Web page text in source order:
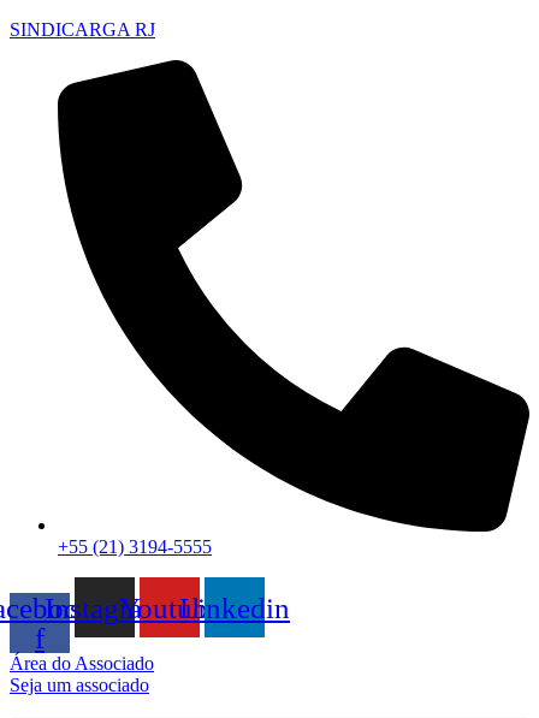
SINDICARGA RJ
+55 (21) 3194-5555
f
InstagramYoutubeLinkedin
Área do Associado
Seja um associado